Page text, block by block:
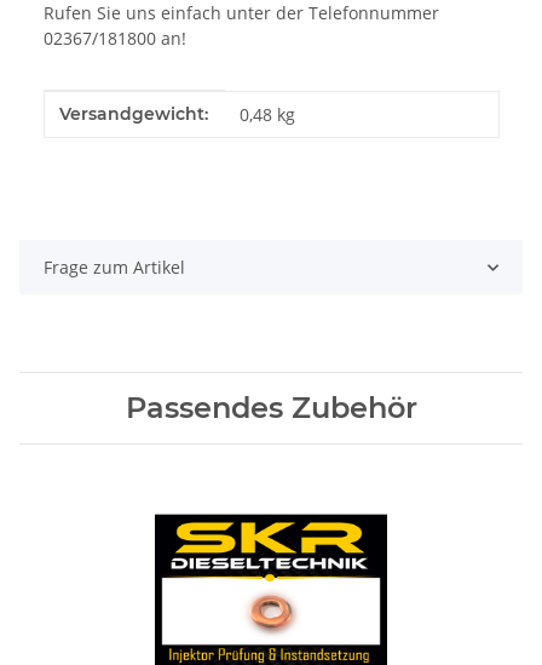
Rufen Sie uns einfach unter der Telefonnummer
02367/181800 an!
Produkteigenschaft
Wert
Versandgewicht: 0,48 kg
Frage zum Artikel
Passendes Zubehör